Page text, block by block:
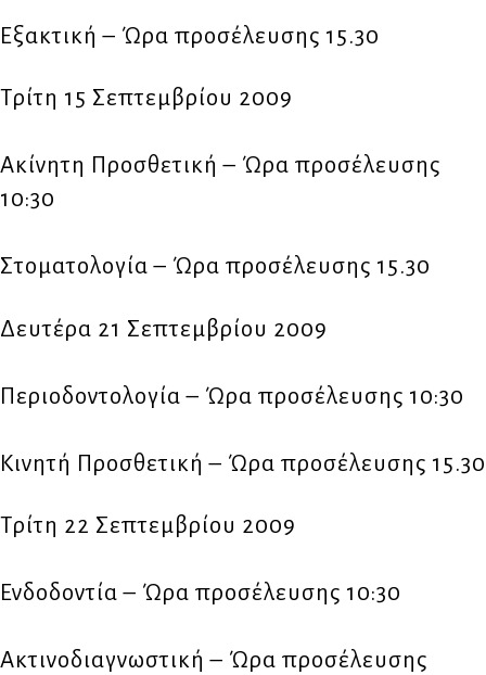
Εξακτική – Ώρα προσέλευσης 15.30
Τρίτη 15 Σεπτεμβρίου 2009
Ακίνητη Προσθετική – Ώρα προσέλευσης
10:30
Στοματολογία – Ώρα προσέλευσης 15.30
Δευτέρα 21 Σεπτεμβρίου 2009
Περιοδοντολογία – Ώρα προσέλευσης 10:30
Κινητή Προσθετική – Ώρα προσέλευσης 15.30
Τρίτη 22 Σεπτεμβρίου 2009
Ενδοδοντία – Ώρα προσέλευσης 10:30
Ακτινοδιαγνωστική – Ώρα προσέλευσης